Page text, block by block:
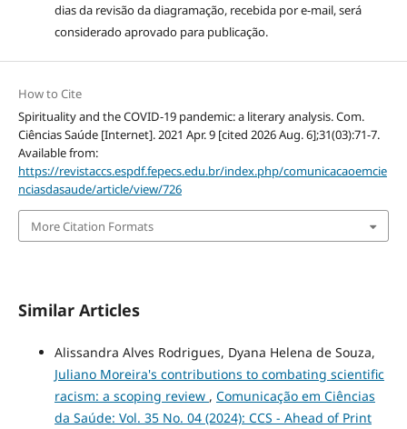
dias da revisão da diagramação, recebida por e-mail, será
considerado aprovado para publicação.
How to Cite
Spirituality and the COVID-19 pandemic: a literary analysis. Com.
Ciências Saúde [Internet]. 2021 Apr. 9 [cited 2026 Aug. 6];31(03):71-7.
Available from:
https://revistaccs.espdf.fepecs.edu.br/index.php/comunicacaoemcie
nciasdasaude/article/view/726
More Citation Formats
Similar Articles
Alissandra Alves Rodrigues, Dyana Helena de Souza,
Juliano Moreira's contributions to combating scientific
racism: a scoping review , Comunicação em Ciências
da Saúde: Vol. 35 No. 04 (2024): CCS - Ahead of Print